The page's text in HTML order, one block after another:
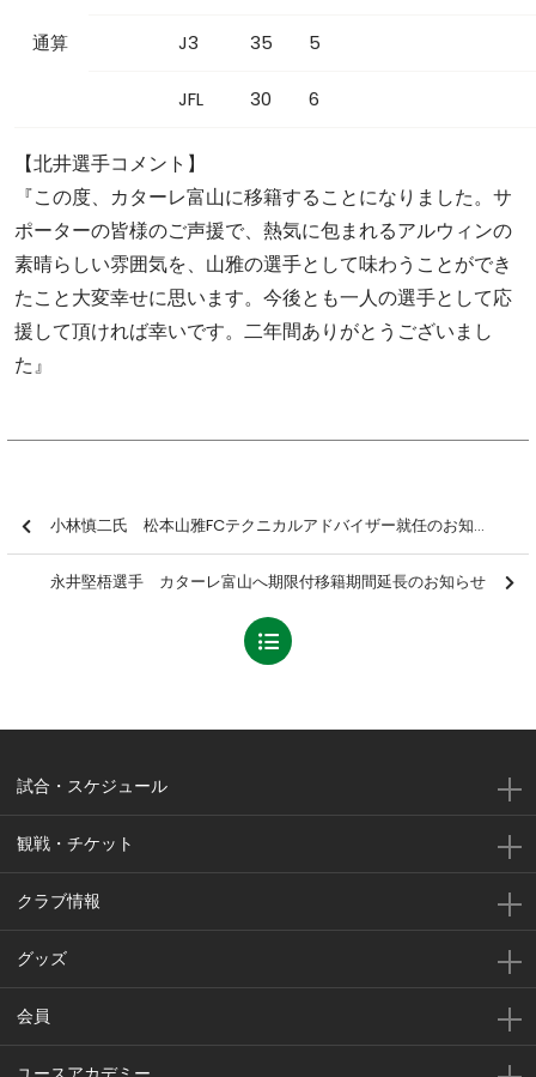
通算 J3 35 5
JFL 30 6
【北井選手コメント】
『この度、カターレ富山に移籍することになりました。サ
ポーターの皆様のご声援で、熱気に包まれるアルウィンの
素晴らしい雰囲気を、山雅の選手として味わうことができ
たこと大変幸せに思います。今後とも一人の選手として応
援して頂ければ幸いです。二年間ありがとうございまし
た』
小林慎二氏 松本山雅FCテクニカルアドバイザー就任のお知らせ
永井堅梧選手 カターレ富山へ期限付移籍期間延長のお知らせ
試合・スケジュール
観戦・チケット
クラブ情報
グッズ
会員